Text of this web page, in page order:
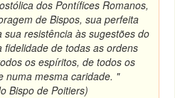
dos Pontífices Romanos,
de Bispos, sua perfeita
resistência às sugestões do
de todas as ordens
os espíritos, de todos os
numa mesma caridade. "
Bispo de Poitiers)